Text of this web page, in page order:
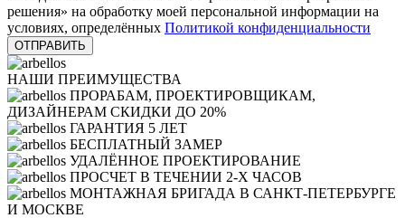
решения» на обработку моей персональной информации на
условиях, определённых Политикой конфиденциальности
НАШИ ПРЕИМУЩЕСТВА
ПРОРАБАМ, ПРОЕКТИРОВЩИКАМ,
ДИЗАЙНЕРАМ СКИДКИ ДО 20%
ГАРАНТИЯ 5 ЛЕТ
БЕСПЛАТНЫЙ ЗАМЕР
УДАЛЁННОЕ ПРОЕКТИРОВАНИЕ
ПРОСЧЕТ В ТЕЧЕНИИ 2-Х ЧАСОВ
МОНТАЖНАЯ БРИГАДА В САНКТ-ПЕТЕРБУРГЕ
И МОСКВЕ